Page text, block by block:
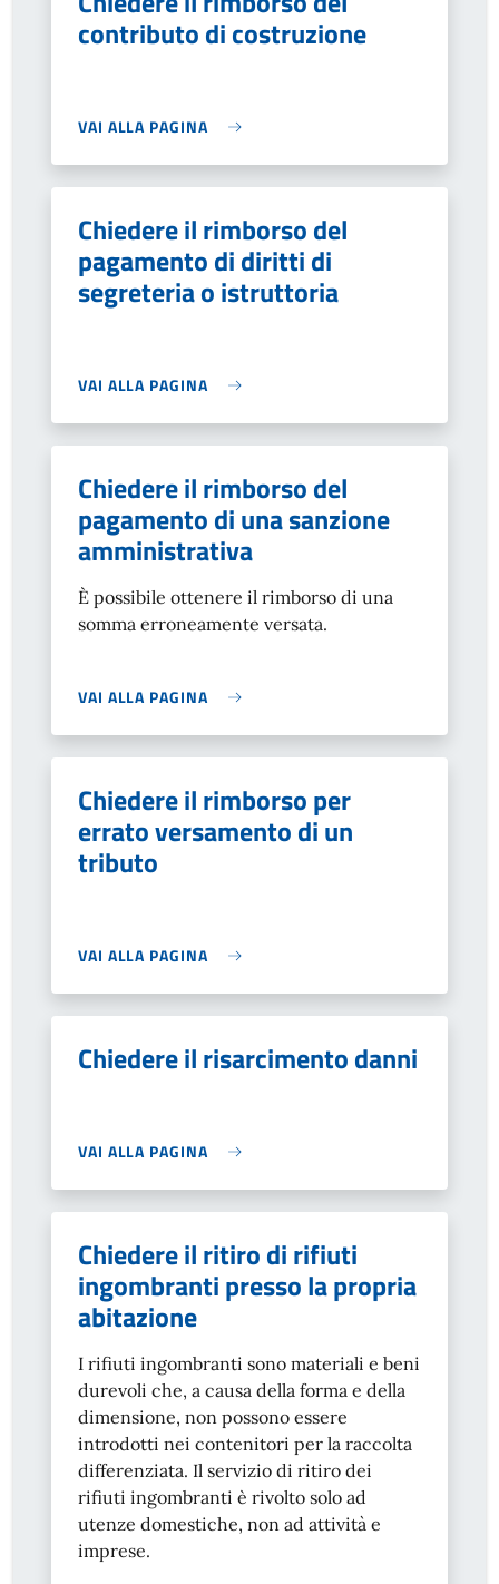
contributo di costruzione
VAI ALLA PAGINA
Chiedere il rimborso del
pagamento di diritti di
segreteria o istruttoria
VAI ALLA PAGINA
Chiedere il rimborso del
pagamento di una sanzione
amministrativa
È possibile ottenere il rimborso di una
somma erroneamente versata.
VAI ALLA PAGINA
Chiedere il rimborso per
errato versamento di un
tributo
VAI ALLA PAGINA
Chiedere il risarcimento danni
VAI ALLA PAGINA
Chiedere il ritiro di rifiuti
ingombranti presso la propria
abitazione
I rifiuti ingombranti sono materiali e beni
durevoli che, a causa della forma e della
dimensione, non possono essere
introdotti nei contenitori per la raccolta
differenziata. Il servizio di ritiro dei
rifiuti ingombranti è rivolto solo ad
utenze domestiche, non ad attività e
imprese.